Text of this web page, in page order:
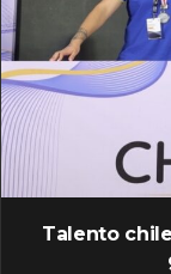
Talento